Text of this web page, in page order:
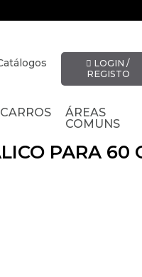
LOGIN /
REGISTO
CARROS
ÁREAS
COMUNS
PARA 60
plásticas para